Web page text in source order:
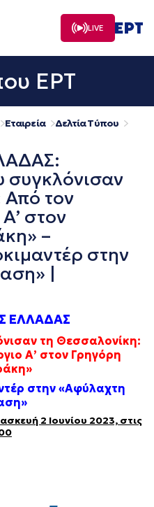
LIVE
ΕΡΤ
Εταιρεία
Δελτία Τύπου
συγκλόνισαν
Από τον
στον
–
στην
|
ΕΛΛΑΔΑΣ
τη Θεσσαλονίκη:
Α’ στον Γρηγόρη
στην «Αφύλαχτη
2 Ιουνίου 2023, στις